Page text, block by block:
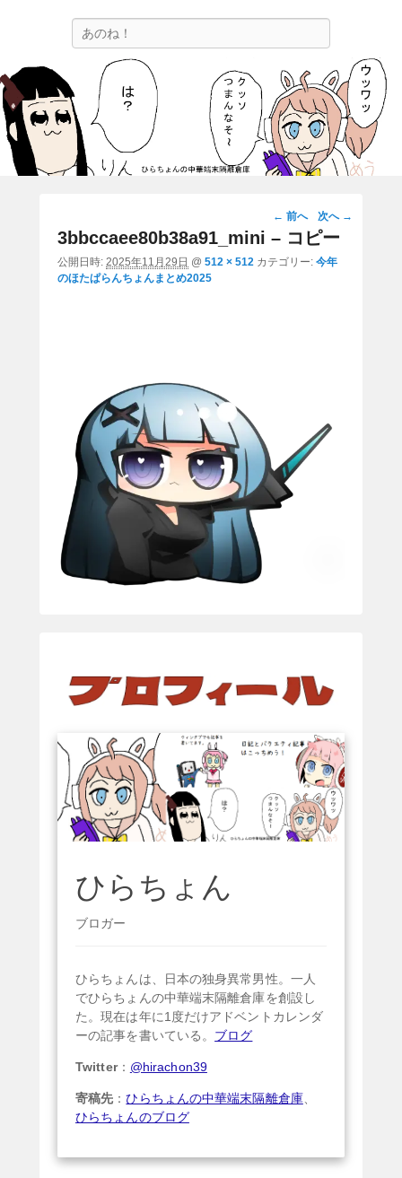
ひらちょんの中華端末隔離倉庫
ほたがページ上部にある検索バーを消してくれたサイトです。
画
← 前へ 次へ →
3bbccaee80b38a91_mini – コピー
公開日時: 2025年11月29日 @ 512 × 512 カテゴリー: 今年
のほたぱらんちょんまとめ2025
ひらちょん
ブロガー
ひらちょんは、日本の独身異常男性。一人
でひらちょんの中華端末隔離倉庫を創設し
た。現在は年に1度だけアドベントカレンダ
ーの記事を書いている。 ブログ
Twitter： @hirachon39
寄稿先 ：ひらちょんの中華端末隔離倉庫、
ひらちょんのブログ